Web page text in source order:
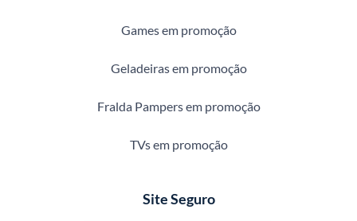
Games em promoção
Geladeiras em promoção
Fralda Pampers em promoção
TVs em promoção
Site Seguro